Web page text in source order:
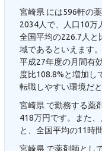
宮崎県 には596軒の
2034人で、人口10万
全国平均の226.7人と
域であるといえます
平成27年度の月間有
度比108.8%と増加し
転職しやすい環境だ
宮崎県 で勤務する薬
418万円です。また
と、全国平均の11時
宮崎県 で薬剤師とし